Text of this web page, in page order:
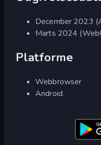
December 2023
Marts 2024
Platforme
Webbrowser
Android